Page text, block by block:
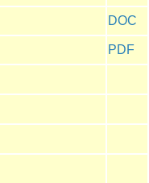
DOC
PDF